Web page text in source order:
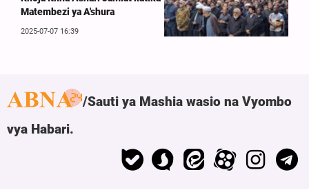
Matembezi ya A'shura
2025-07-07 16:39
Sauti ya Mashia wasio na Vyombo
vya Habari.